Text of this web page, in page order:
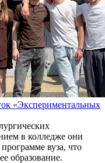
«Экспериментальных
в колледже они
вуза, что
образование.